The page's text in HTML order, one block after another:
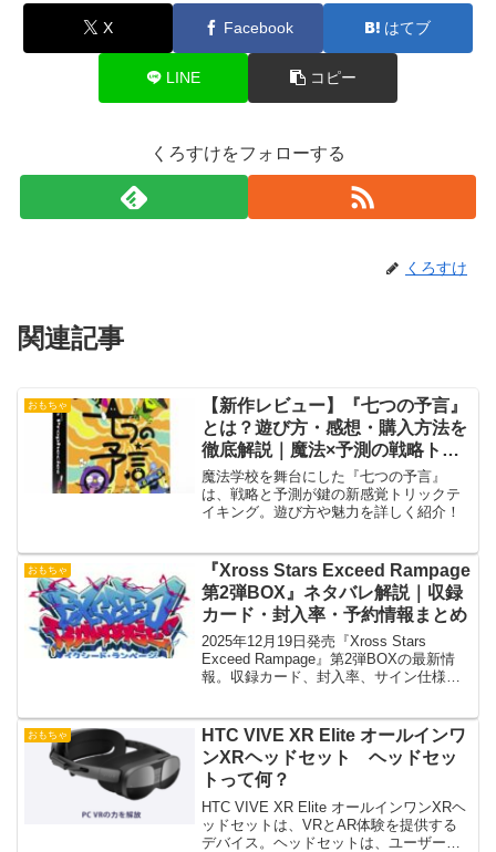
X Facebook はてブ
LINE コピー
くろすけをフォローする
くろすけ
関連記事
おもちゃ
【新作レビュー】『七つの予言』
とは？遊び方・感想・購入方法を
徹底解説｜魔法×予測の戦略トリ
テ！
魔法学校を舞台にした『七つの予言』
は、戦略と予測が鍵の新感覚トリックテ
イキング。遊び方や魅力を詳しく紹介！
おもちゃ
『Xross Stars Exceed Rampage
第2弾BOX』ネタバレ解説｜収録
カード・封入率・予約情報まとめ
2025年12月19日発売『Xross Stars
Exceed Rampage』第2弾BOXの最新情
報。収録カード、封入率、サイン仕様や
おもちゃ
HTC VIVE XR Elite オールインワ
ンXRヘッドセット ヘッドセッ
トって何？
HTC VIVE XR Elite オールインワンXRヘ
ッドセットは、VRとAR体験を提供する
デバイス。ヘッドセットは、ユーザーの